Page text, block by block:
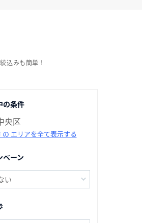
込みも簡単！
の条件
央区
の エリアを全て表示する
ペーン